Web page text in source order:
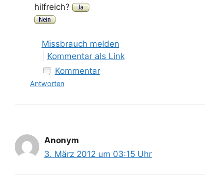
hilfreich?
Missbrauch melden
Kommentar als Link
Kommentar
Antworten
Anonym
3. März 2012 um 03:15 Uhr